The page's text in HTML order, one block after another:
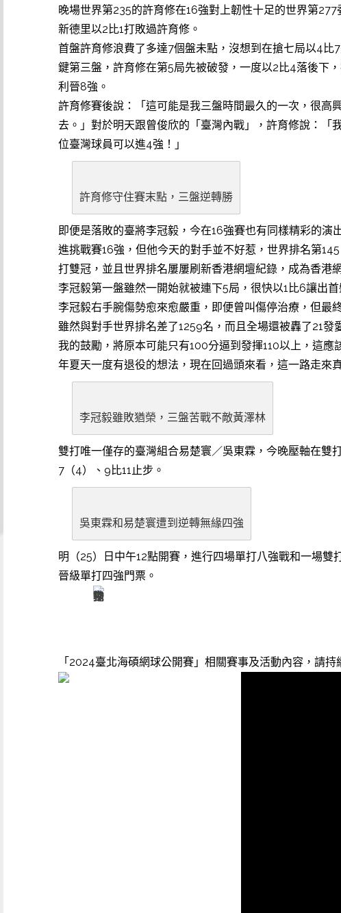
晚場世界第235的許育修在16強對上韌性十足的世界第
新德里以2比1打敗過許育修。
首盤許育修浪費了多達7個盤未點，沒想到在搶七局以4
鍵第三盤，許育修在第5局先被破發，一度以2比4落後下
利晉8強。
許育修賽後說：「這可能是我三盤時間最久的一次，很高
去。」對於明天跟曾俊欣的「臺灣內戰」，許育修說：「
位臺灣球員可以進4強！」
許育修守住賽末點，三盤逆轉勝
即便是落敗的臺將李冠毅，今在16強賽也有同樣精彩的
進挑戰賽16強，但他今天的對手並不好惹，世界排名第
打雙冠，並且世界排名屢屢刷新香港網壇紀錄，成為香港
李冠毅第一盤雖然一開始就被連下5局，很快以1比6讓出
李冠毅右手腕傷勢愈來愈嚴重，即便曾叫傷停治療，但最
雖然與對手世界排名差了1259名，而且全場還被轟了21
我的鼓勵，將原本可能只有100分逼到發揮110以上，這
年夏天一度有退役的想法，現在回過頭來看，這一路走來
李冠毅雖敗猶榮，三盤苦戰不敵黃澤林
雙打唯一僅存的臺灣組合易楚寰／吳東霖，今晚壓軸在雙
7（4）、9比11止步。
吳東霖和易楚寰遭到逆轉無緣四強
明（25）日中午12點開賽，進行四場單打八強戰和一場
晉級單打四強門票。
「2024臺北海碩網球公開賽」相關賽事及活動內容，請持